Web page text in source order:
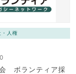
・人権
ボランティア採